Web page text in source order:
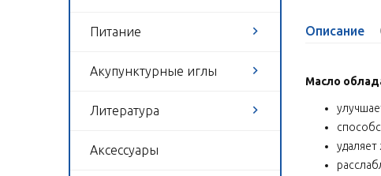
Питание
Акупунктурные иглы
Литература
Аксессуары
Описание
Масло